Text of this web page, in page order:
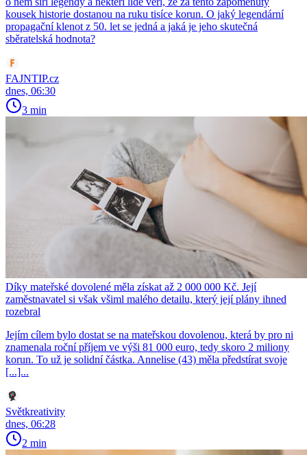
kousek historie dostanou na ruku tisíce korun. O jaký legendární
propagační klenot z 50. let se jedná a jaká je jeho skutečná
sběratelská hodnota?
FAJNTIP.cz
dnes, 06:30
3 min
Díky mateřské dovolené měla získat až 2 000 000 Kč. Její
zaměstnavatel si však všiml malého detailu, který její plány ihned
rozebral
Jejím cílem bylo dostat se na mateřskou dovolenou, která by pro ni
znamenala roční příjem ve výši 81 000 euro, tedy skoro 2 miliony
korun. To už je solidní částka. Annelise (43) měla předstírat svoje
[...]...
Světkreativity
dnes, 06:28
2 min